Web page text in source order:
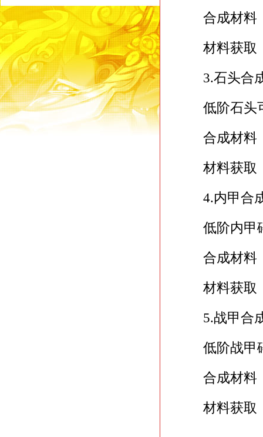
合成材料：
材料获取：
3.石头合
低阶石头可
合成材料：
材料获取：
4.内甲合
低阶内甲碎
合成材料
材料获取
5.战甲合
低阶战甲碎
合成材料
材料获取